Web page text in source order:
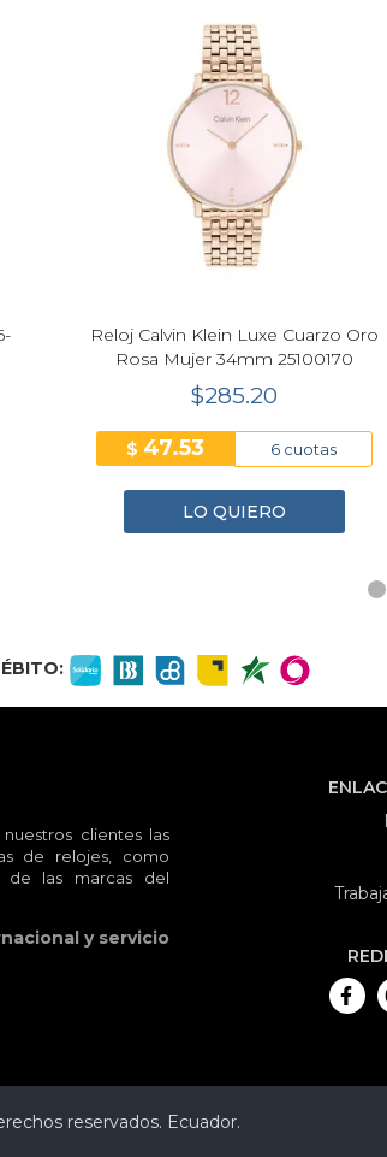
Reloj Calvin Klein Luxe Cuarzo Oro
Rosa Mujer 34mm 25100170
$285.20
$ 47.53 6 cuotas
LO QUIERO
clientes las
de relojes, como
de las marcas del
y servicio
reservados. Ecuador.